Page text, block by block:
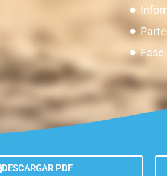
DESCARGAR PDF